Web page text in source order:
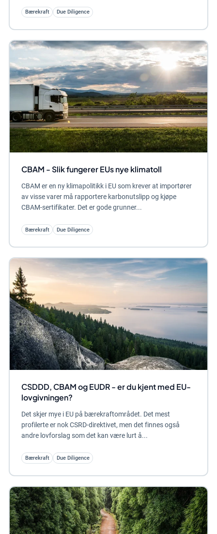
Bærekraft Due Diligence
CBAM - Slik fungerer EUs nye klimatoll
CBAM er en ny klimapolitikk i EU som krever at importører
av visse varer må rapportere karbonutslipp og kjøpe
CBAM-sertifikater. Det er gode grunner...
Bærekraft Due Diligence
CSDDD, CBAM og EUDR - er du kjent med EU-
lovgivningen?
Det skjer mye i EU på bærekraftområdet. Det mest
profilerte er nok CSRD-direktivet, men det finnes også
andre lovforslag som det kan være lurt å...
Bærekraft Due Diligence